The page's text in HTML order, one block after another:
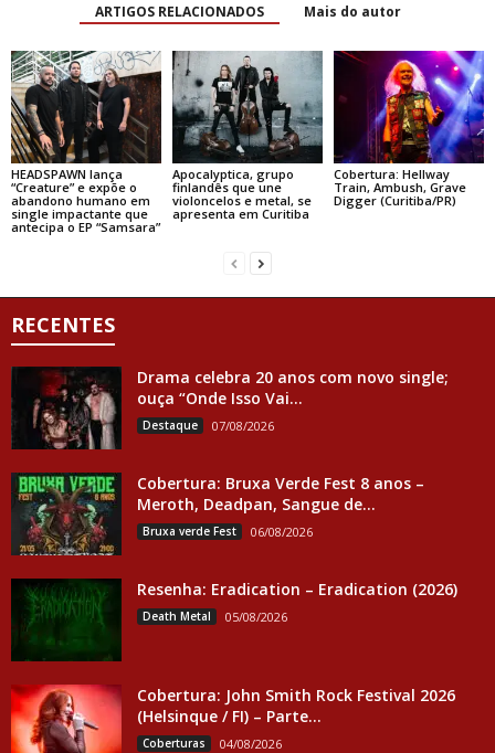
ARTIGOS RELACIONADOS Mais do autor
HEADSPAWN lança
“Creature” e expõe o
abandono humano em
single impactante que
antecipa o EP “Samsara”
Apocalyptica, grupo
finlandês que une
violoncelos e metal, se
apresenta em Curitiba
Cobertura: Hellway
Train, Ambush, Grave
Digger (Curitiba/PR)
RECENTES
Drama celebra 20 anos com novo single;
ouça “Onde Isso Vai...
Destaque 07/08/2026
Cobertura: Bruxa Verde Fest 8 anos –
Meroth, Deadpan, Sangue de...
Bruxa verde Fest 06/08/2026
Resenha: Eradication – Eradication (2026)
Death Metal 05/08/2026
Cobertura: John Smith Rock Festival 2026
(Helsinque / FI) – Parte...
Coberturas 04/08/2026